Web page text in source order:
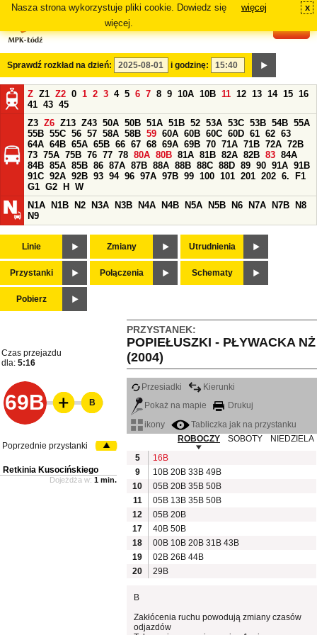
Nasza strona wykorzystuje pliki cookie. Dowiedz się
więcej.
więcej x
Sprawdź rozkład na dzień: i godzinę:
Z Z1 Z2 0 1 2 3 4 5 6 7 8 9 10A 10B 11 12 13 14 15 16
41 43 45
Z3 Z6 Z13 Z43 50A 50B 51A 51B 52 53A 53C 53B 54B 55A
55B 55C 56 57 58A 58B 59 60A 60B 60C 60D 61 62 63
64A 64B 65A 65B 66 67 68 69A 69B 70 71A 71B 72A 72B
73 75A 75B 76 77 78 80A 80B 81A 81B 82A 82B 83 84A
84B 85A 85B 86 87A 87B 88A 88B 88C 88D 89 90 91A 91B
91C 92A 92B 93 94 96 97A 97B 99 100 101 201 202 6.
F1
G1 G2 H
W
N1A
N1B N2 N3A N3B N4A N4B N5A N5B N6 N7A N7B
N8
N9
Linie Zmiany Utrudnienia
Przystanki Połączenia Schematy
Pobierz
PRZYSTANEK:
POPIEŁUSZKI - PŁYWACKA NŻ
(2004)
Czas przejazdu
dla: 5:16
69B
Przesiadki
Kierunki
Pokaż na mapie
Drukuj
ikony
Tabliczka jak na przystanku
ROBOCZY
SOBOTY
NIEDZIELA
5
16B
9
10B 20B 33B 49B
10
05B 20B 35B 50B
11
05B 13B 35B 50B
12
05B 20B
17
40B 50B
18
00B 10B 20B 31B 43B
19
02B 26B 44B
20
29B
B
Zakłócenia ruchu powodują zmiany czasów
odjazdów
B
Poprzednie przystanki
Retkinia Kusocińskiego
Dojeżdża w: 1 min.